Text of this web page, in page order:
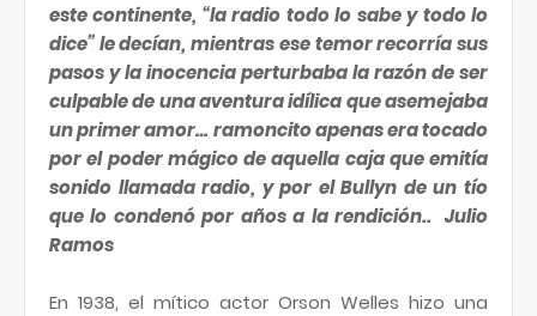
este continente, “la radio todo lo sabe y todo lo
dice” le decían, mientras ese temor recorría sus
pasos y la inocencia perturbaba la razón de ser
culpable de una aventura idílica que asemejaba
un primer amor… ramoncito apenas era tocado
por el poder mágico de aquella caja que emitía
sonido llamada radio, y por el Bullyn de un tío
que lo condenó por años a la rendición.. Julio
Ramos
En 1938, el mítico actor Orson Welles hizo una